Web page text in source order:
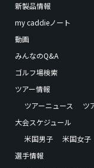
新製品情報
my caddieノート
動画
みんなのQ&A
ゴルフ場検索
ツアー情報
ツアーニュース
ツ
大会スケジュール
米国男子
米国女子
選手情報